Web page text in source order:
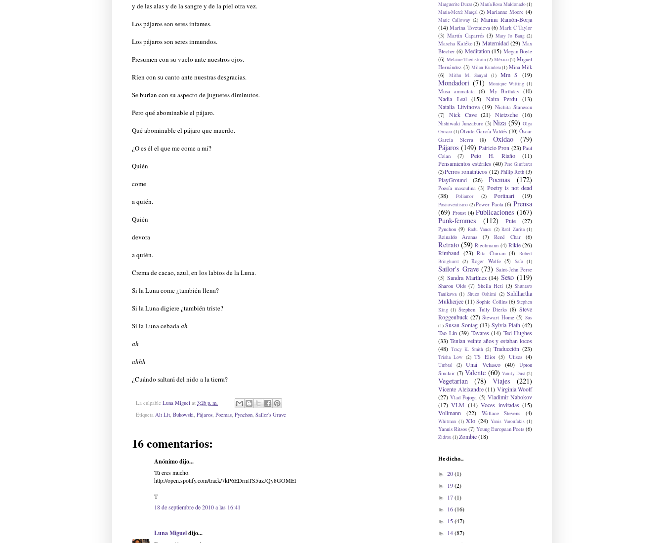
y de las alas y de la sangre y de la piel otra vez.
Los pájaros son seres infames.
Los pájaros son seres inmundos.
Presumen con su vuelo ante nuestros ojos.
Ríen con su canto ante nuestras desgracias.
Se burlan con su aspecto de juguetes diminutos.
Pero qué abominable el pájaro.
Qué abominable el pájaro que muerdo.
¿O es él el que me come a mí?
Quién
come
a quién.
Quién
devora
a quién.
Crema de cacao, azul, en los labios de la Luna.
Si la Luna come ¿también llena?
Si la Luna digiere ¿también triste?
Si la Luna cebadaah
ah
ahhh
¿Cuándo saltará del nido a la tierra?
La culpable Luna Miguel at 3:26 p. m.
Etiqueta Alt Lit, Bukowski, Pájaros, Poemas, Pynchon, Sailor's Grave
16 comentarios:
Anónimo dijo...
Tú eres mucho.
http://open.spotify.com/track/7kP6EDrmTS5uzJQy8GOMEl
T
18 de septiembre de 2010 a las 16:41
Luna Migueldijo...
Marguerite Duras(2) María Rosa Maldonado(1)
Maria-Mercè Marçal (2) Marianne Moore (4)
Marie Calloway (2) Marina Ramón-Borja
(14) Marina Tsvetaieva (6) Mark C Taylor
(3) Martín Caparrós (3) Mary Jo Bang (2)
Mascha Kaléko (3) Maternidad (29) Max
Blecher (6) Meditation (15) Megan Boyle
(6) Melanie Thernstrom (2) México (2) Miguel
Hernández (3) Milan Kundera(1) Mina Milk
(6)
Mithu M. Sanyal (1) Mm S (19)
Mondadori (71) Monique Witting (1)
Musa ammalata (6) My Birthday (10)
Nadia Leal (15) Naira Perdu
(13)
Natalia Litvinova (19) Nichita Stanescu
(7)
Nick Cave (21) Nietzsche (16)
Nishiwaki Junzaburo (3) Niza (59) Olga
Orozco (1)Olvido García Valdés (10) Óscar
García Sierra
(8) Oxidao
(79)
Pájaros (149) Patricio Pron (23) Paul
Celan
(7) Peio H. Riaño
(11)
Pensamientos estériles (40) Pere Gimferrer
(2)Perros románticos (12) Philip Roth (3)
PlayGround (26) Poemas (172)
Poesía masculina (3) Poetry is not dead
(38)
Poliamor (2) Portinari (19)
Posnoventismo (2) Power Paola (6) Prensa
(69) Proust (4) Publicaciones (167)
Punk-femmes
(112) Pute (27)
Pynchon (9) Radu Vancu (2) Raúl Zurita (1)
Reinaldo Arenas (7) René Char (6)
Retrato (59) Riechmann (4) Rikle (26)
Rimbaud (23) Rita Chirian (4)
Robert
Bringhurst (2) Roger Wolfe (5) Safo (1)
Sailor's Grave (73) Saint-John Perse
(5) Sandra Martínez (14) Sexo (119)
Sharon Olds (7) Sheila Heti (3) Shuntaro
Tanikawa (1) Shuzo Oshimi (2) Siddhartha
Mukherjee (11) Sophie Collins (6) Stephen
King (1) Stephen Tully Dierks (8) Steve
Roggenbuck (27) Stewart Home (5) Sus
(1) Susan Sontag (13) Sylvia Plath (42)
Tao Lin (39) Tavares (14) Ted Hughes
(33) Tenían veinte años y estaban locos
(48) Tracy K. Smith (2) Traducción (23)
Trisha Low (2) TS Eliot (5) Ulises (4)
Umbral (2) Unai Velasco (40)
Upton
Sinclair (7) Valente (60) Vanity Dust(2)
Vegetarian (78) Viajes (221)
Vicente Aleixandre (11) Virginia Woolf
(27) Vlad Pojoga (5) Vladimir Nabokov
(17) VLM (14) Voces invitadas (15)
Vollmann
(22) Wallace Stevens (4)
Whitman (1) XIo (24) Yanis Varoufakis (1)
Yannis Ritsos (7) Young European Poets (6)
Zidrou(1)Zombie(18)
He dicho...
► 20(1)
► 19(2)
► 17(1)
► 16(16)
► 15(47)
► 14(87)